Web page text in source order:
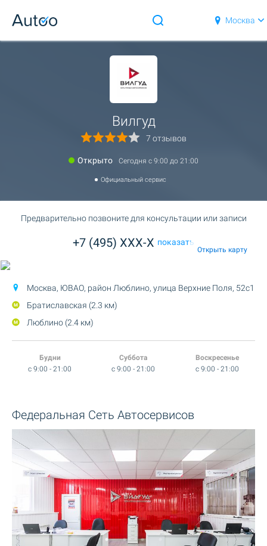
Москва
Вилгуд
7 отзывов
Открыто Сегодня c 9:00 до 21:00
Официальный сервис
Предварительно позвоните для консультации или записи
+7 (495) XXX-X показать
Открыть карту
Москва, ЮВАО, район Люблино, улица Верхние Поля, 52с1
Братиславская (2.3 км)
Люблино (2.4 км)
Будни
c 9:00 - 21:00
Суббота
c 9:00 - 21:00
Воскресенье
c 9:00 - 21:00
Федеральная Сеть Автосервисов